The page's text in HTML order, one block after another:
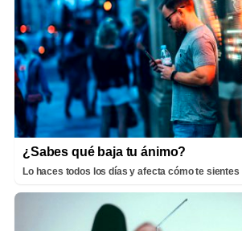
¿Sabes qué baja tu ánimo?
Lo haces todos los días y afecta cómo te sientes